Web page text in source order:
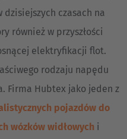
czasach na
również w przyszłości
elektryfikacji flot.
rodzaju napędu
Firma Hubtex jako jeden z
pojazdów do
wózków widłowych i